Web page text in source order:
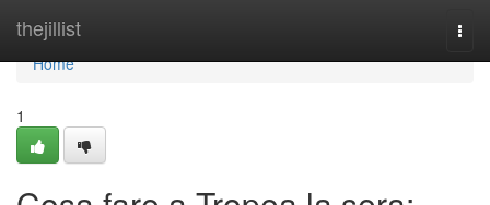
thejillist
Home
Home
1